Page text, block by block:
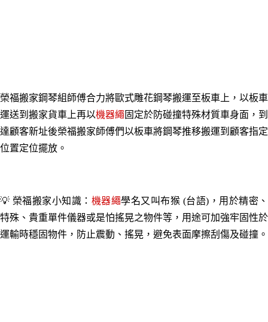
榮福搬家鋼琴組師傅合力將歐式雕花鋼琴搬運至板車上，以板車
運送到搬家貨車上再以機器繩 固定於防碰撞特殊材質車身面，到
達顧客新址後榮福搬家師傅們以板車將鋼琴推移搬運到顧客指定
位置定位擺放。
💡 榮福搬家小知識： 機器繩學名又叫布猴 (台語)，用於精密、
特殊、貴重單件儀器或是怕搖晃之物件等，用途可加強牢固性於
運輸時穩固物件，防止震動、搖晃，避免表面摩擦刮傷及碰撞。